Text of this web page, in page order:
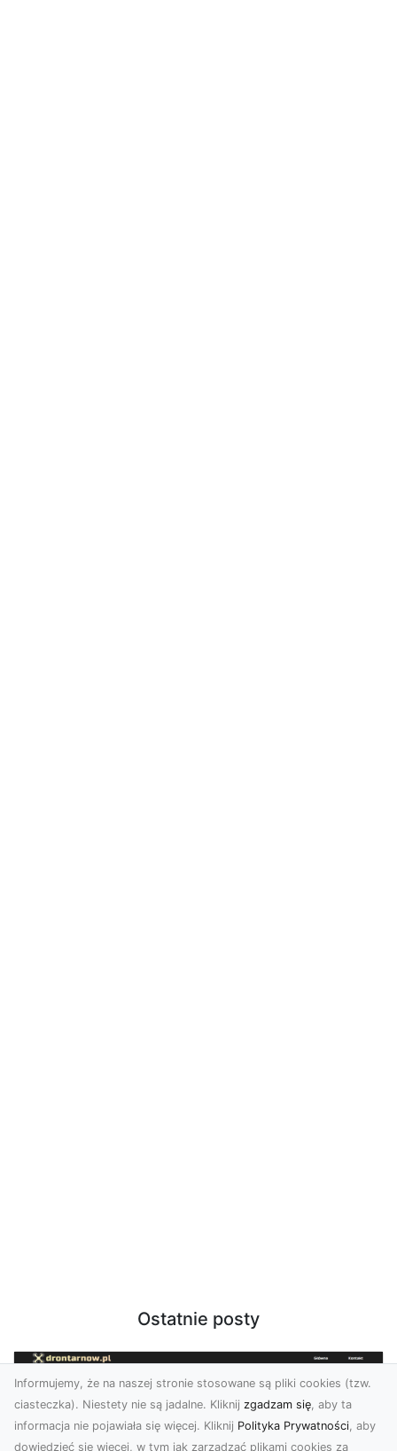
Ostatnie posty
Informujemy, że na naszej stronie stosowane są pliki cookies (tzw.
ciasteczka). Niestety nie są jadalne. Kliknij zgadzam się, aby ta
informacja nie pojawiała się więcej. Kliknij Polityka Prywatności, aby
dowiedzieć się więcej, w tym jak zarządzać plikami cookies za